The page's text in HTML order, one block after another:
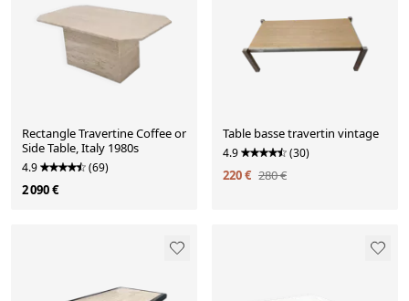
Rectangle Travertine Coffee or
Side Table, Italy 1980s
4.9 (69)
2 090 €
Table basse travertin vintage
4.9 (30)
220 € 280 €